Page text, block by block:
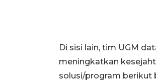
Di sisi lain, tim UGM
meningkatkan
solusi/program berikut